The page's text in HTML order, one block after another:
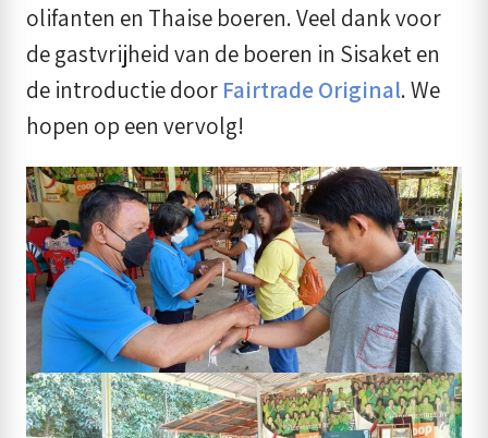
olifanten en Thaise boeren. Veel dank voor
de gastvrijheid van de boeren in Sisaket en
de introductie door Fairtrade Original. We
hopen op een vervolg!